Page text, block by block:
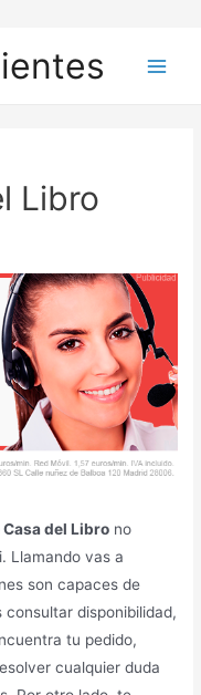
Libro
del Libro no
Llamando vas a
son capaces de
disponibilidad,
tu pedido,
cualquier duda